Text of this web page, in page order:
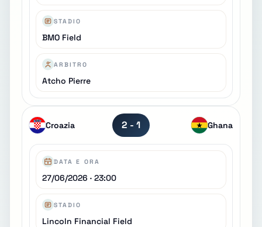
STADIO
BMO Field
ARBITRO
Atcho Pierre
Croazia 2 - 1 Ghana
DATA E ORA
27/06/2026 · 23:00
STADIO
Lincoln Financial Field